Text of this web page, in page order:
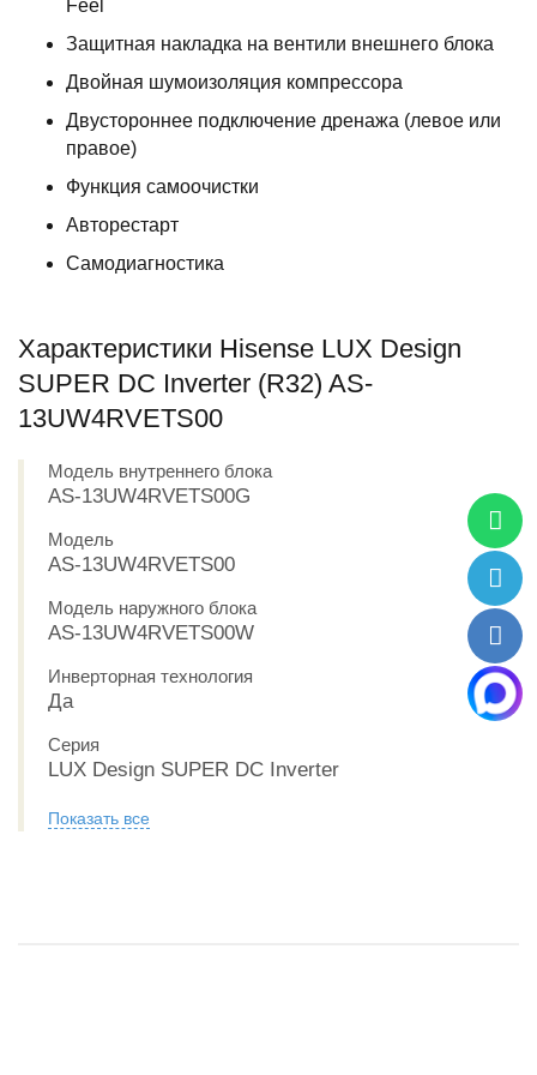
Feel
Защитная накладка на вентили внешнего блока
Двойная шумоизоляция компрессора
Двустороннее подключение дренажа (левое или
правое)
Функция самоочистки
Авторестарт
Самодиагностика
Характеристики Hisense LUX Design
SUPER DC Inverter (R32) AS-
13UW4RVETS00
Модель внутреннего блока
AS-13UW4RVETS00G
Модель
AS-13UW4RVETS00
Модель наружного блока
AS-13UW4RVETS00W
Инверторная технология
Да
Серия
LUX Design SUPER DC Inverter
Показать все